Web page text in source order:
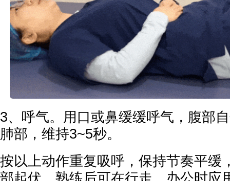
3、呼气。用口或鼻缓缓呼气，腹部
肺部，维持3~5秒。
按以上动作重复吸呼，保持节奏平缓